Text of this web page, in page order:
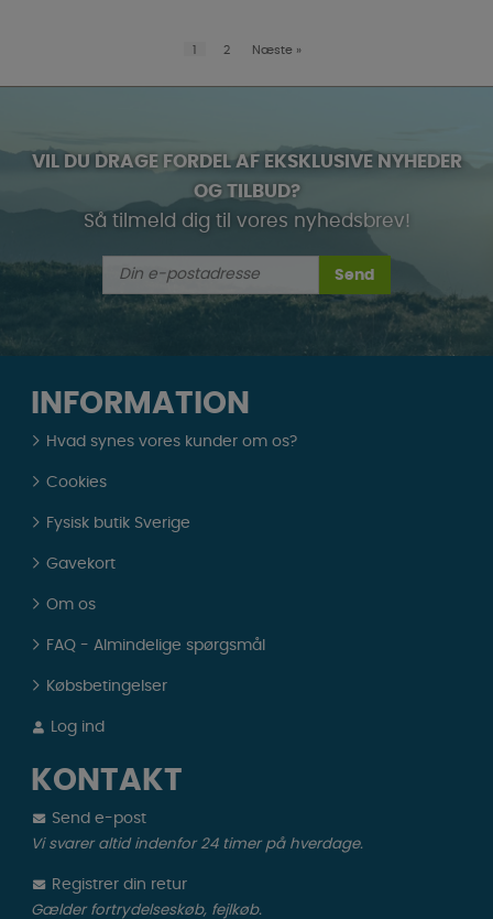
1 2 Næste »
VIL DU DRAGE FORDEL AF EKSKLUSIVE NYHEDER
OG TILBUD?
Så tilmeld dig til vores nyhedsbrev!
Send
INFORMATION
Hvad synes vores kunder om os?
Cookies
Fysisk butik Sverige
Gavekort
Om os
FAQ - Almindelige spørgsmål
Købsbetingelser
Log ind
KONTAKT
Send e-post
Vi svarer altid indenfor 24 timer på hverdage.
Registrer din retur
Gælder fortrydelseskøb, fejlkøb.